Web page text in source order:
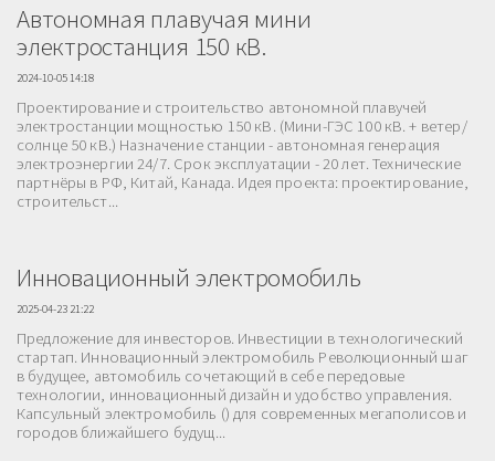
Автономная плавучая мини
электростанция 150 кВ.
2024-10-05 14:18
Проектирование и строительство автономной плавучей
электростанции мощностью 150 кВ. (Мини-ГЭС 100 кВ. + ветер/
солнце 50 кВ.) Назначение станции - автономная генерация
электроэнергии 24/7. Срок эксплуатации - 20 лет. Технические
партнёры в РФ, Китай, Канада. Идея проекта: проектирование,
строительст...
Инновационный электромобиль
2025-04-23 21:22
Предложение для инвесторов. Инвестиции в технологический
стартап. Инновационный электромобиль Революционный шаг
в будущее, автомобиль сочетающий в себе передовые
технологии, инновационный дизайн и удобство управления.
Капсульный электромобиль () для современных мегаполисов и
городов ближайшего будущ...